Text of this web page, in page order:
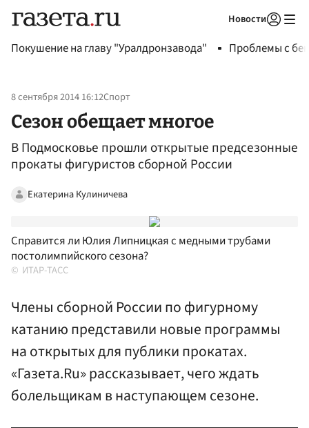
Новости
Покушение на главу "Уралдронзавода" Проблемы с
8 сентября 2014 16:12Спорт
Сезон обещает многое
В Подмосковье прошли открытые предсезонные
прокаты фигуристов сборной России
Екатерина Кулиничева
Справится ли Юлия Липницкая с медными трубами
постолимпийского сезона?
ИТАР-ТАСС
Члены сборной России по фигурному
катанию представили новые программы
на открытых для публики прокатах.
«Газета.Ru» рассказывает, чего ждать
болельщикам в наступающем сезоне.